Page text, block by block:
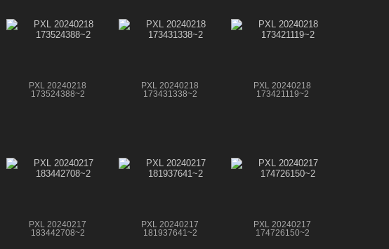
PXL 20240218
173524388~2
PXL 20240218
173431338~2
PXL 20240218
173421119~2
PXL 20240217
183442708~2
PXL 20240217
181937641~2
PXL 20240217
174726150~2